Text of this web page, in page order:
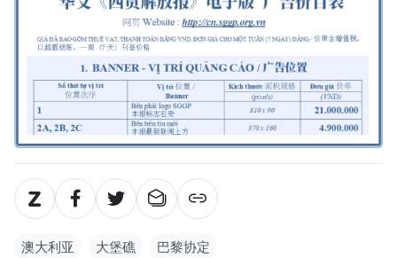
澳大利亚 大堡礁 巴黎协定